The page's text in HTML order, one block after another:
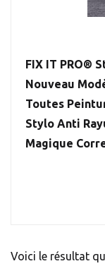
FIX IT PRO®
Nouveau
Toutes
Stylo Anti
Magique
Voici le résultat